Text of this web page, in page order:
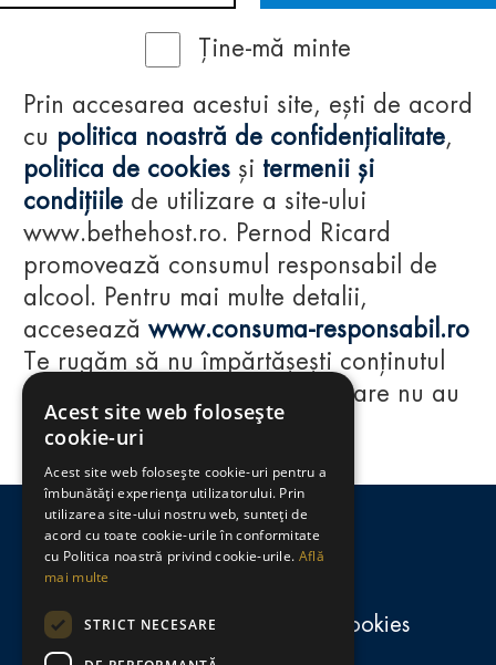
Regulamente
consumă-responsabil.ro
Politica de confidențialitate și cookies
Ține-mă minte
Prin accesarea acestui site, ești de acord
cu politica noastră de confidențialitate,
politica de cookies și termenii și
condițiile de utilizare a site-ului
www.bethehost.ro. Pernod Ricard
promovează consumul responsabil de
alcool. Pentru mai multe detalii,
accesează www.consuma-responsabil.ro
Te rugăm să nu împărtășești conținutul
acestui website cu persoane care nu au
împlinit vârsta de 18 ani.
Acest site web folosește
cookie-uri
Acest site web folosește cookie-uri pentru a
îmbunătăți experiența utilizatorului. Prin
utilizarea site-ului nostru web, sunteți de
acord cu toate cookie-urile în conformitate
cu Politica noastră privind cookie-urile. Află
mai multe
STRICT NECESARE